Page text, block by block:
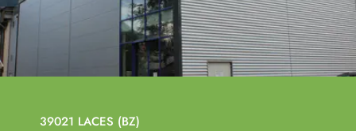
39021 LACES (BZ)